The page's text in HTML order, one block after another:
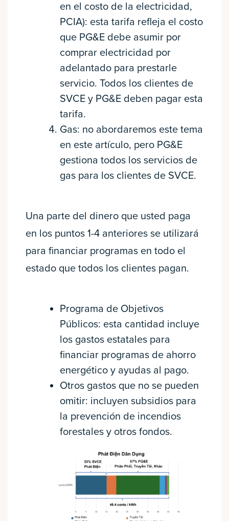
en el costo de la electricidad,
PCIA): esta tarifa refleja el costo
que PG&E debe asumir por
comprar electricidad por
adelantado para prestarle
servicio. Todos los clientes de
SVCE y PG&E deben pagar esta
tarifa.
Gas: no abordaremos este tema
en este artículo, pero PG&E
gestiona todos los servicios de
gas para los clientes de SVCE.
Una parte del dinero que usted paga
en los puntos 1-4 anteriores se utilizará
para financiar programas en todo el
estado que todos los clientes pagan.
Programa de Objetivos
Públicos: esta cantidad incluye
los gastos estatales para
financiar programas de ahorro
energético y ayudas al pago.
Otros gastos que no se pueden
omitir: incluyen subsidios para
la prevención de incendios
forestales y otros fondos.